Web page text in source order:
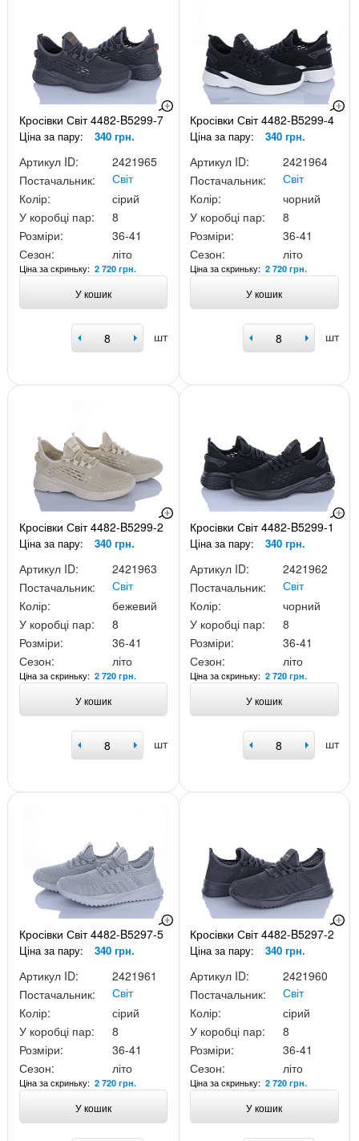
Кросівки Світ 4482-B5299-7
Ціна за пару: 340 грн.
Артикул ID:
2421965
Постачальник:
Світ
Колір:
сірий
У коробці пар:
8
Розміри:
36-41
Сезон:
літо
Ціна за скриньку: 2 720 грн.
У кошик
шт
Кросівки Світ 4482-B5299-4
Ціна за пару: 340 грн.
Артикул ID:
2421964
Постачальник:
Світ
Колір:
чорний
У коробці пар:
8
Розміри:
36-41
Сезон:
літо
Ціна за скриньку:2 720 грн.
У кошик
шт
Кросівки Світ 4482-B5299-2
Ціна за пару: 340 грн.
Артикул ID:
2421963
Постачальник:
Світ
Колір:
бежевий
У коробці пар:
8
Розміри:
36-41
Сезон:
літо
Ціна за скриньку: 2 720 грн.
У кошик
шт
Кросівки Світ 4482-B5299-1
Ціна за пару: 340 грн.
Артикул ID:
2421962
Постачальник:
Світ
Колір:
чорний
У коробці пар:
8
Розміри:
36-41
Сезон:
літо
Ціна за скриньку:2 720 грн.
У кошик
шт
Кросівки Світ 4482-B5297-5
Ціна за пару: 340 грн.
Артикул ID:
2421961
Постачальник:
Світ
Колір:
сірий
У коробці пар:
8
Розміри:
36-41
Сезон:
літо
Ціна за скриньку: 2 720 грн.
У кошик
Кросівки Світ 4482-B5297-2
Ціна за пару: 340 грн.
Артикул ID:
2421960
Постачальник:
Світ
Колір:
сірий
У коробці пар:
8
Розміри:
36-41
Сезон:
літо
Ціна за скриньку:2 720 грн.
У кошик